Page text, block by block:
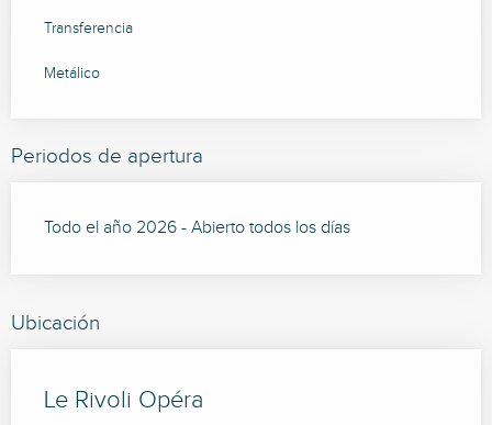
Transferencia
Metálico
Periodos de apertura
Todo el año 2026 - Abierto todos los días
Ubicación
Le Rivoli Opéra